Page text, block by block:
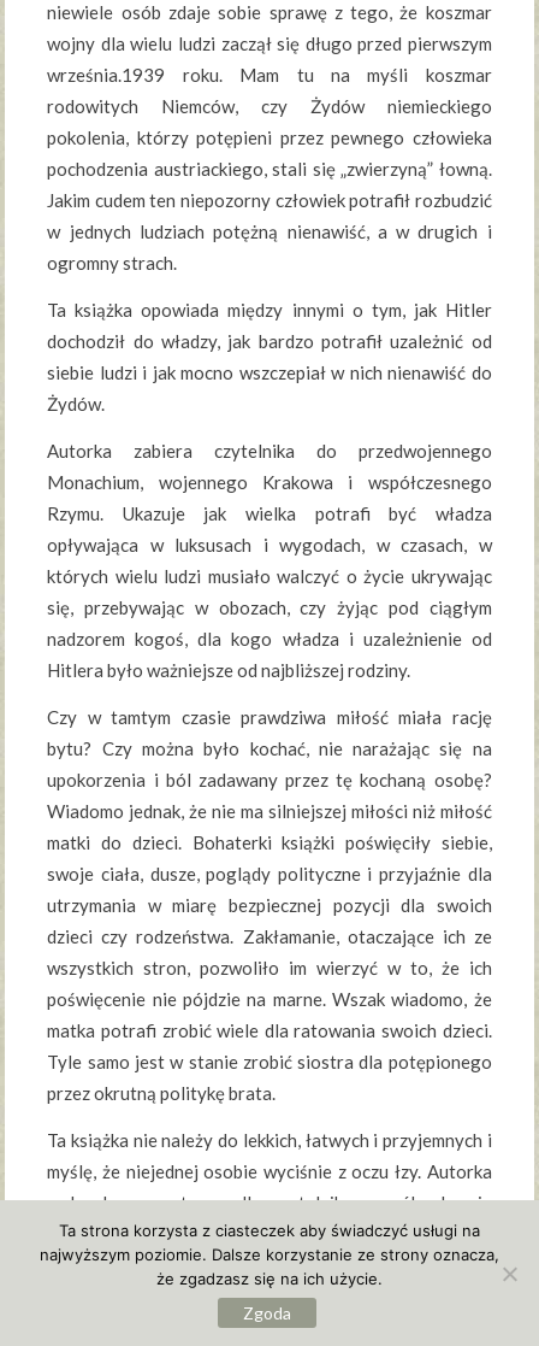
niewiele osób zdaje sobie sprawę z tego, że koszmar
wojny dla wielu ludzi zaczął się długo przed pierwszym
września.1939 roku. Mam tu na myśli koszmar
rodowitych Niemców, czy Żydów niemieckiego
pokolenia, którzy potępieni przez pewnego człowieka
pochodzenia austriackiego, stali się „zwierzyną” łowną.
Jakim cudem ten niepozorny człowiek potrafił rozbudzić
w jednych ludziach potężną nienawiść, a w drugich i
ogromny strach.
Ta książka opowiada między innymi o tym, jak Hitler
dochodził do władzy, jak bardzo potrafił uzależnić od
siebie ludzi i jak mocno wszczepiał w nich nienawiść do
Żydów.
Autorka zabiera czytelnika do przedwojennego
Monachium, wojennego Krakowa i współczesnego
Rzymu. Ukazuje jak wielka potrafi być władza
opływająca w luksusach i wygodach, w czasach, w
których wielu ludzi musiało walczyć o życie ukrywając
się, przebywając w obozach, czy żyjąc pod ciągłym
nadzorem kogoś, dla kogo władza i uzależnienie od
Hitlera było ważniejsze od najbliższej rodziny.
Czy w tamtym czasie prawdziwa miłość miała rację
bytu? Czy można było kochać, nie narażając się na
upokorzenia i ból zadawany przez tę kochaną osobę?
Wiadomo jednak, że nie ma silniejszej miłości niż miłość
matki do dzieci. Bohaterki książki poświęciły siebie,
swoje ciała, dusze, poglądy polityczne i przyjaźnie dla
utrzymania w miarę bezpiecznej pozycji dla swoich
dzieci czy rodzeństwa. Zakłamanie, otaczające ich ze
wszystkich stron, pozwoliło im wierzyć w to, że ich
poświęcenie nie pójdzie na marne. Wszak wiadomo, że
matka potrafi zrobić wiele dla ratowania swoich dzieci.
Tyle samo jest w stanie zrobić siostra dla potępionego
przez okrutną politykę brata.
Ta książka nie należy do lekkich, łatwych i przyjemnych i
myślę, że niejednej osobie wyciśnie z oczu łzy. Autorka
w bardzo przystępny dla czytelnika sposób ukazuje
bowiem dramat tamtych czasów, okrucieństwo, które
może zadać tylko człowiek dotyczące zarówno ludzi jak i
zwierząt, fałsz kierujący się utrzymaniem lub zdobyciem
władzy i przede wszystkim wpojoną nienawiść do ludzi
Ta strona korzysta z ciasteczek aby świadczyć usługi na
najwyższym poziomie. Dalsze korzystanie ze strony oznacza,
że zgadzasz się na ich użycie.
Zgoda